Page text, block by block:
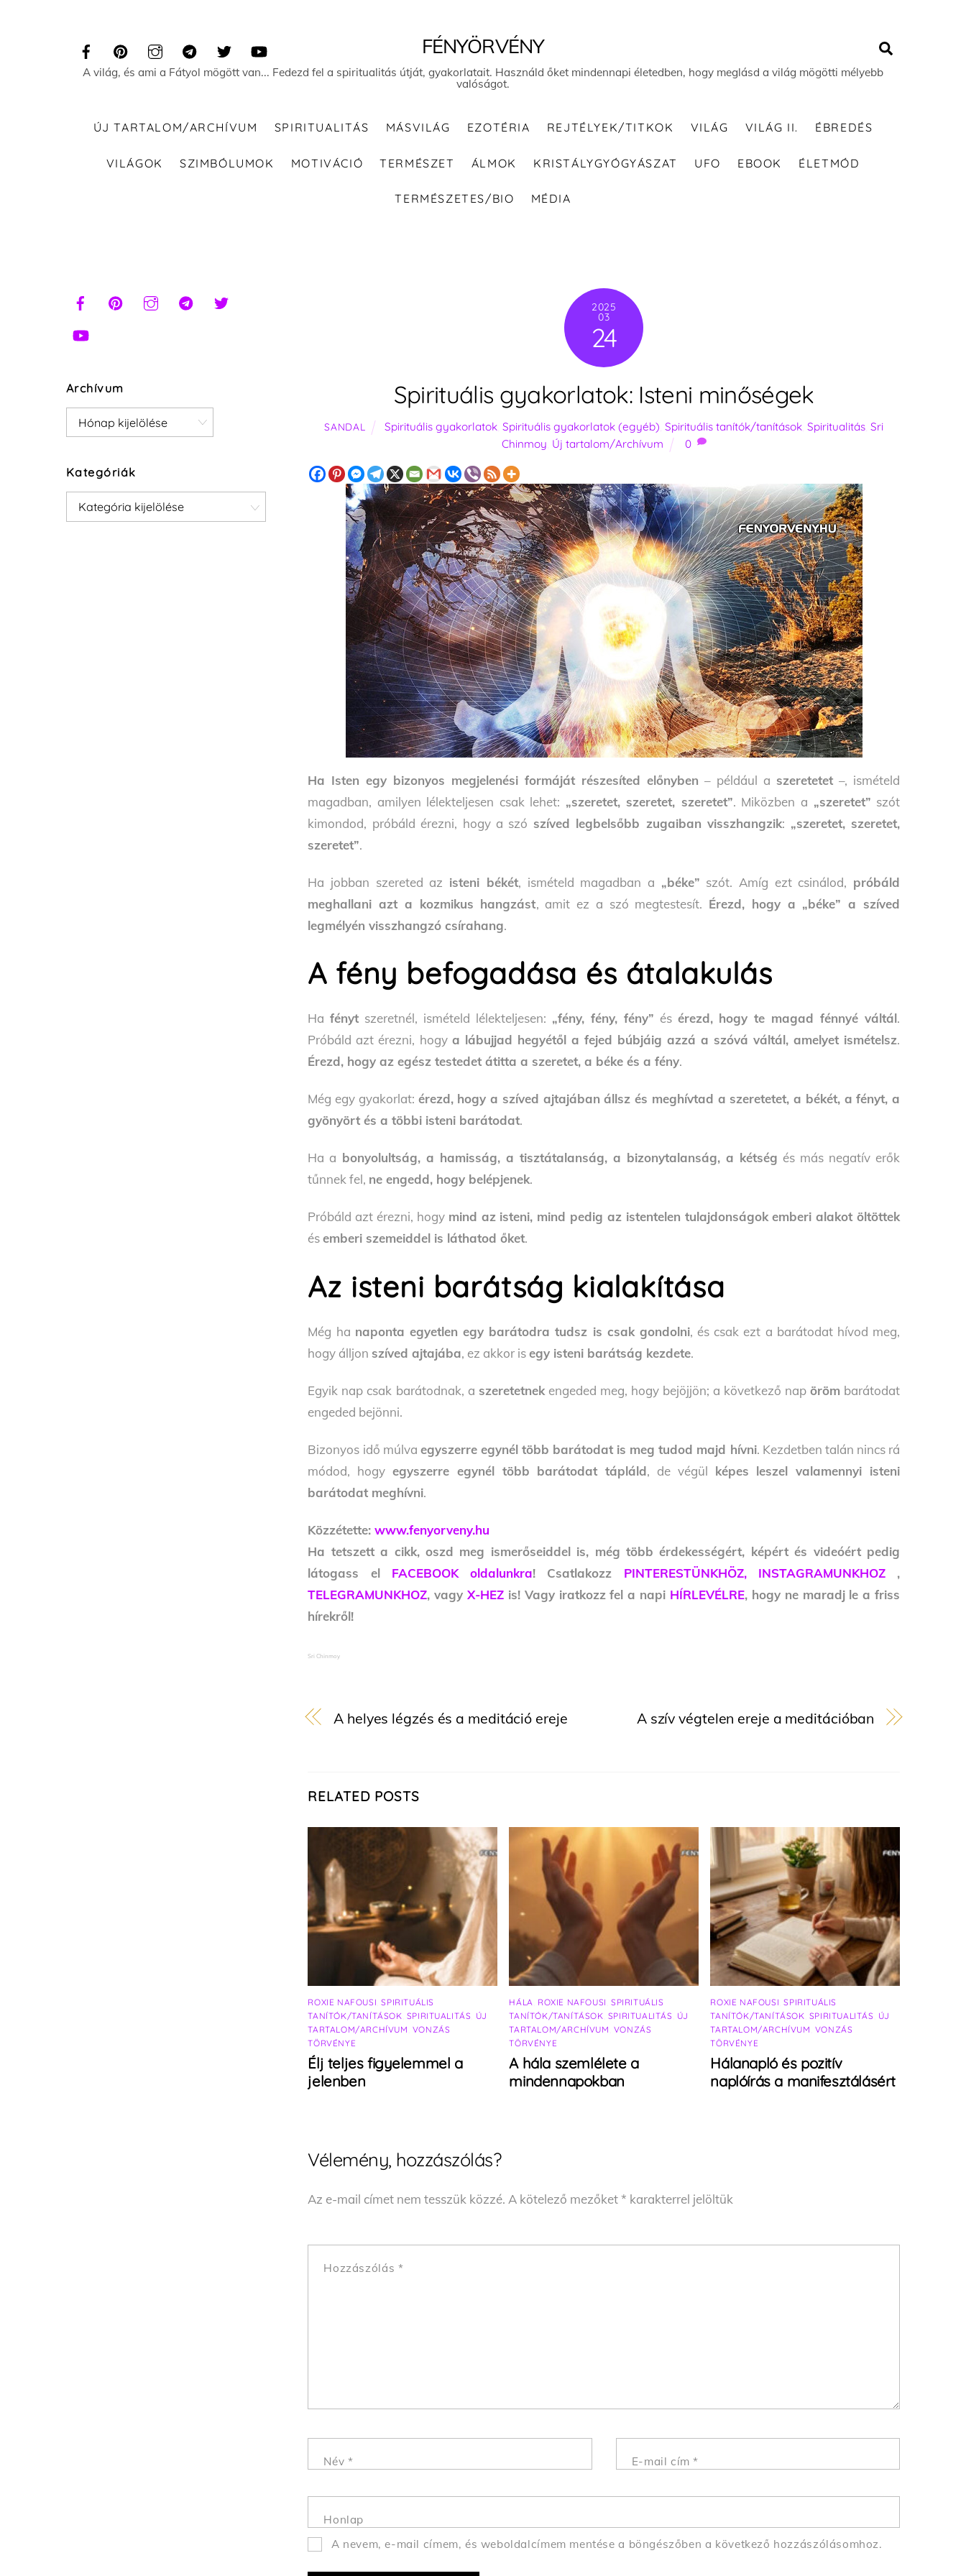
FÉNYÖRVÉNY
A világ, és ami a Fátyol mögött van... Fedezd fel a spiritualitás útját, gyakorlatait. Használd őket mindennapi életedben, hogy meglásd a világ mögötti mélyebb
valóságot.
ÚJ TARTALOM/ARCHÍVUM SPIRITUALITÁS MÁSVILÁG EZOTÉRIA REJTÉLYEK/TITKOK VILÁG VILÁG II. ÉBREDÉS
VILÁGOK SZIMBÓLUMOK MOTIVÁCIÓ TERMÉSZET ÁLMOK KRISTÁLYGYÓGYÁSZAT UFO EBOOK ÉLETMÓD
TERMÉSZETES/BIO MÉDIA
2025
03
24
Spirituális gyakorlatok: Isteni minőségek
SANDAL Spirituális gyakorlatok ,Spirituális gyakorlatok (egyéb) ,Spirituális tanítók/tanítások ,Spiritualitás ,Sri
Chinmoy Új tartalom/Archívum 0
Ha Isten egy bizonyos megjelenési formáját részesíted előnyben – például aszeretetet –, ismételd
magadban, amilyen lélekteljesen csak lehet: „szeretet, szeretet, szeretet”. Miközben a „szeretet” szót
kimondod, próbáld érezni, hogy a szó szíved legbelsőbb zugaiban visszhangzik: „szeretet, szeretet,
szeretet”.
Ha jobban szereted az isteni békét, ismételd magadban a „béke” szót. Amíg ezt csinálod, próbáld
meghallani azt a kozmikus hangzást, amit ez a szó megtestesít. Érezd, hogy a „béke” a szíved
legmélyén visszhangzó csírahang.
A fény befogadása és átalakulás
Hafényt szeretnél, ismételd lélekteljesen: „fény, fény, fény” és érezd, hogy te magad fénnyé váltál.
Próbáld azt érezni, hogy a lábujjad hegyétől a fejed búbjáig azzá a szóvá váltál, amelyet ismételsz.
Érezd, hogy az egész testedet átitta a szeretet, a béke és a fény.
Még egy gyakorlat: érezd, hogy a szíved ajtajában állsz és meghívtad a szeretetet, a békét, a fényt, a
gyönyört és a többi isteni barátodat.
Ha a bonyolultság, a hamisság, a tisztátalanság, a bizonytalanság, a kétség és más negatív erők
tűnnek fel, ne engedd, hogy belépjenek.
Próbáld azt érezni, hogy mind az isteni, mind pedig az istentelen tulajdonságok emberi alakot öltöttek
ésemberi szemeiddel is láthatod őket.
Az isteni barátság kialakítása
Még ha naponta egyetlen egy barátodra tudsz is csak gondolni, és csak ezt a barátodat hívod meg,
hogy álljonszíved ajtajába, ez akkor isegy isteni barátság kezdete.
Egyik nap csak barátodnak, a szeretetnekengeded meg, hogy bejöjjön; a következő nap öröm barátodat
engeded bejönni.
Bizonyos idő múlva egyszerre egynél több barátodat is meg tudod majd hívni. Kezdetben talán nincs rá
módod, hogyegyszerre egynél több barátodat tápláld, de végül képes leszel valamennyi isteni
barátodat meghívni.
Közzétette:www.fenyorveny.hu
Ha tetszett a cikk, oszd meg ismerőseiddel is, még több érdekességért, képért és videóért pedig
látogass el FACEBOOK oldalunkra! Csatlakozz PINTERESTÜNKHÖZ, INSTAGRAMUNKHOZ,
TELEGRAMUNKHOZ, vagyX-HEZ is! Vagy iratkozz fel a napi HÍRLEVÉLRE, hogy ne maradj le a friss
hírekről!
Sri Chinmoy
A helyes légzés és a meditáció ereje A szív végtelen ereje a meditációban
RELATED POSTS
ROXIE NAFOUSI ,SPIRITUÁLIS
TANÍTÓK/TANÍTÁSOK SPIRITUALITÁS ÚJ
TARTALOM/ARCHÍVUM VONZÁS
TÖRVÉNYE
Élj teljes figyelemmel a
jelenben
HÁLA ROXIE NAFOUSI SPIRITUÁLIS
TANÍTÓK/TANÍTÁSOK SPIRITUALITÁS ÚJ
TARTALOM/ARCHÍVUM VONZÁS
TÖRVÉNYE
A hála szemlélete a
mindennapokban
ROXIE NAFOUSI ,SPIRITUÁLIS
TANÍTÓK/TANÍTÁSOK SPIRITUALITÁS ÚJ
TARTALOM/ARCHÍVUM VONZÁS
TÖRVÉNYE
Hálanapló és pozitív
naplóírás a manifesztálásért
Vélemény, hozzászólás?
Az e-mail címet nem tesszük közzé. A kötelező mezőket* karakterrel jelöltük
Hozzászólás *
Név * E-mail cím*
Honlap
A nevem, e-mail címem, és weboldalcímem mentése a böngészőben a következő hozzászólásomhoz.
Archívum
Archívum
Kategóriák
Kategóriák